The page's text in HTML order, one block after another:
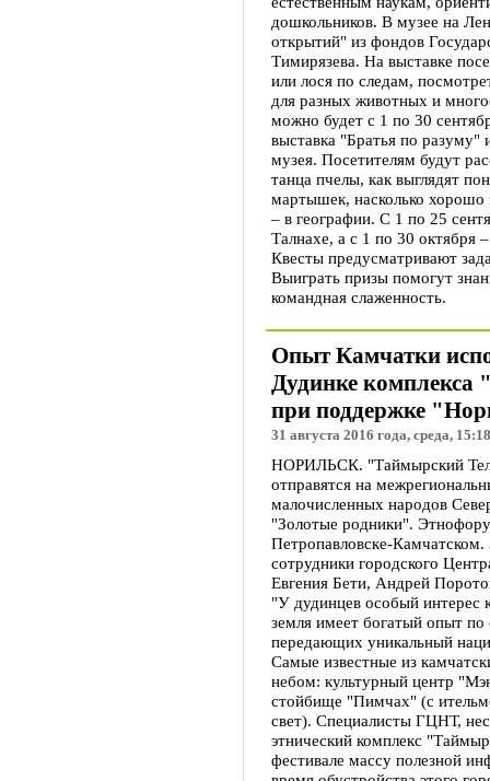
дошкольников. В музее на
открытий" из фондов
Тимирязева. На выставке
или лося по следам,
для разных животных и
можно будет с 1 по 30
выставка "Братья по разуму"
музея. Посетителям будут
танца пчелы, как выглядят
мартышек, насколько хорошо
– в географии. С 1 по 25
Талнахе, а с 1 по 30 октября
Квесты предусматривают
Выиграть призы помогут
командная слаженность.
Опыт Камчатки
Дудинке
при поддержке
31 августа 2016 года, среда, 15:18
НОРИЛЬСК. "Таймырский
отправятся на
малочисленных народов
"Золотые родники".
Петропавловске-Камчатском.
сотрудники городского
Евгения Бети, Андрей
"У дудинцев особый интерес
земля имеет богатый опыт по
передающих уникальный
Самые известные из
небом: культурный центр
стойбище "Пимчах" (с
свет). Специалисты ГЦНТ,
этнический комплекс
фестивале массу полезной